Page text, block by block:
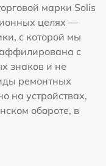
марки Solis
целях —
с которой мы
с
знаков и не
ремонтных
на устройствах,
обороте, в